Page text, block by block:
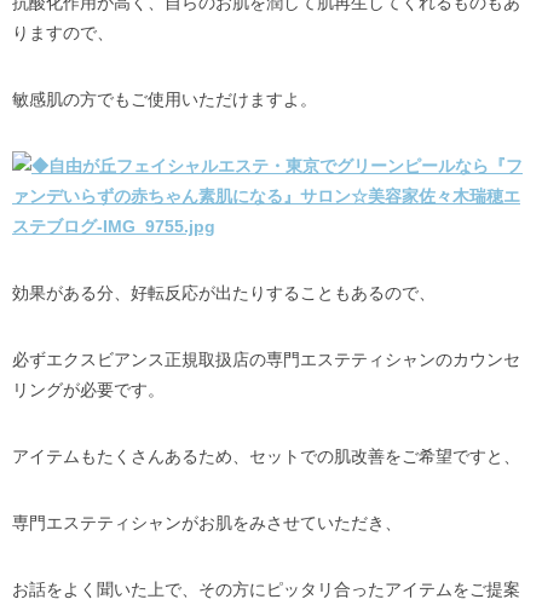
りますので、
敏感肌の方でもご使用いただけますよ。
効果がある分、好転反応が出たりすることもあるので、
必ずエクスビアンス正規取扱店の専門エステティシャンのカウンセ
リングが必要です。
アイテムもたくさんあるため、セットでの肌改善をご希望ですと、
専門エステティシャンがお肌をみさせていただき、
お話をよく聞いた上で、その方にピッタリ合ったアイテムをご提案